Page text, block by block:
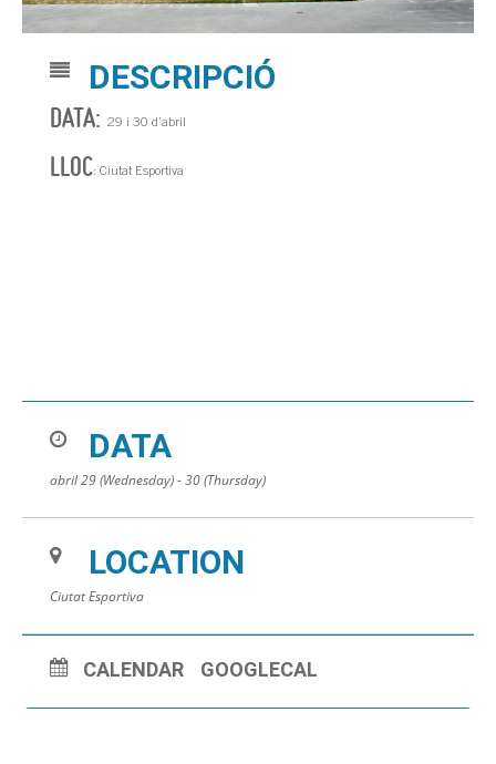
DESCRIPCIÓ
DATA: 29 i 30 d’abril
LLOC: Ciutat Esportiva
DATA
abril 29 (Wednesday) - 30 (Thursday)
LOCATION
Ciutat Esportiva
CALENDAR GOOGLECAL